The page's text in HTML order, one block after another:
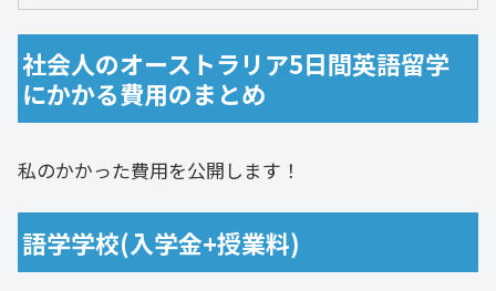
社会人のオーストラリア5日間英語留学
にかかる費用のまとめ
私のかかった費用を公開します！
語学学校(入学金+授業料)